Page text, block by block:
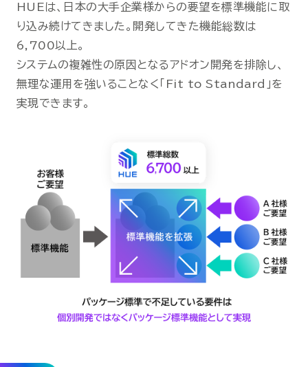
HUEは、日本の大手企業様からの要望を標準機能に取
り込み続けてきました。開発してきた機能総数は
6,700以上。
システムの複雑性の原因となるアドオン開発を排除し、
無理な運用を強いることなく「Fit to Standard」を
実現できます。